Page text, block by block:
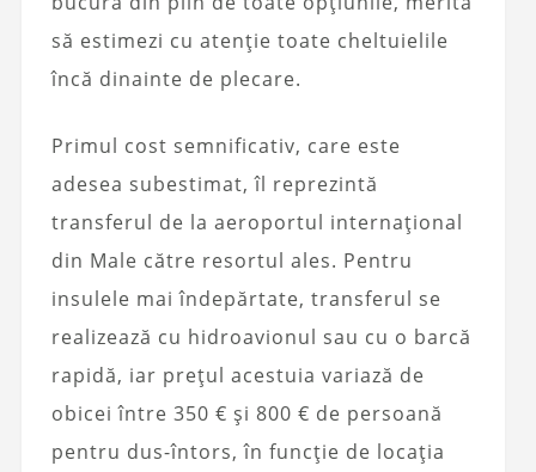
să estimezi cu atenție toate cheltuielile
încă dinainte de plecare.
Primul cost semnificativ, care este
adesea subestimat, îl reprezintă
transferul de la aeroportul internațional
din Male către resortul ales. Pentru
insulele mai îndepărtate, transferul se
realizează cu hidroavionul sau cu o barcă
rapidă, iar prețul acestuia variază de
obicei între 350 € și 800 € de persoană
pentru dus-întors, în funcție de locația